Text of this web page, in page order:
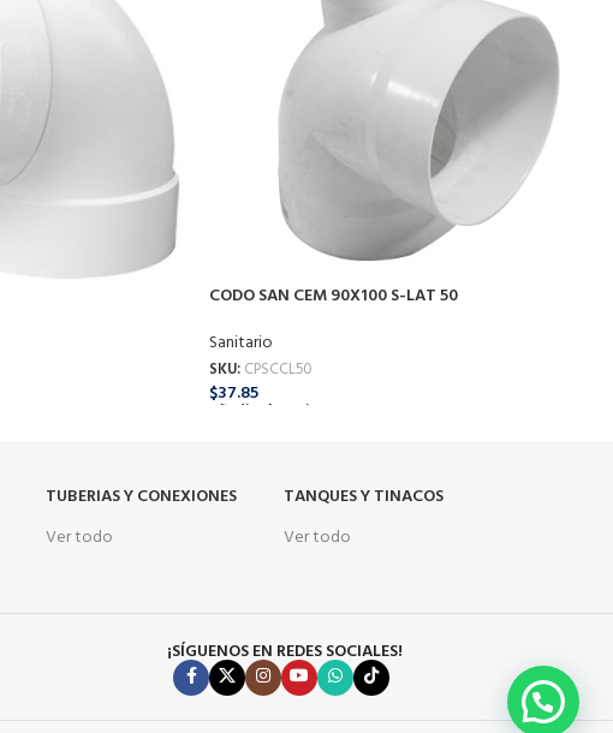
CODO SAN CEM 90X100 S-LAT 50
Sanitario
SKU: CPSCCL50
$37.85
Añadir Al Carrito
TUBERIAS Y CONEXIONES
Ver todo
TANQUES Y TINACOS
Ver todo
¡SÍGUENOS EN REDES SOCIALES!